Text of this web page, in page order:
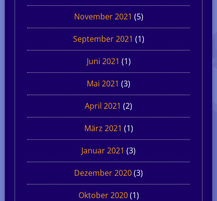
November 2021 (5)
September 2021 (1)
Juni 2021 (1)
Mai 2021 (3)
April 2021 (2)
März 2021 (1)
Januar 2021 (3)
Dezember 2020(3)
Oktober 2020(1)